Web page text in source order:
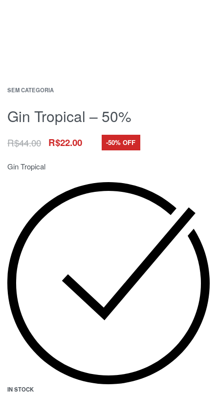
SEM CATEGORIA
Gin Tropical – 50%
R$44.00 R$22.00 -50% OFF
Gin Tropical
IN STOCK